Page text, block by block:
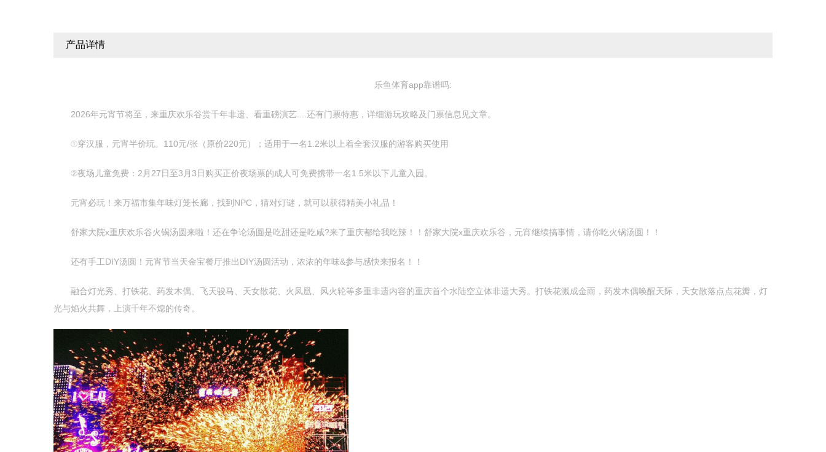
产品详情
乐鱼体育app靠谱吗:
2026年元宵节将至，来重庆欢乐谷赏千年非遗、看重磅演艺....还有门票特惠，详细游玩攻略及门票信息见文章。
①穿汉服，元宵半价玩。110元/张（原价220元）；适用于一名1.2米以上着全套汉服的游客购买使用
②夜场儿童免费：2月27日至3月3日购买正价夜场票的成人可免费携带一名1.5米以下儿童入园。
元宵必玩！来万福市集年味灯笼长廊，找到NPC，猜对灯谜，就可以获得精美小礼品！
舒家大院x重庆欢乐谷火锅汤圆来啦！还在争论汤圆是吃甜还是吃咸?来了重庆都给我吃辣！！舒家大院x重庆欢乐谷，元宵继续搞事情，请你吃火锅汤圆！！
还有手工DIY汤圆！元宵节当天金宝餐厅推出DIY汤圆活动，浓浓的年味&参与感快来报名！！
融合灯光秀、打铁花、药发木偶、飞天骏马、天女散花、火凤凰、风火轮等多重非遗内容的重庆首个水陆空立体非遗大秀。打铁花溅成金雨，药发木偶唤醒天际，天女散落点点花瓣，灯
光与焰火共舞，上演千年不熄的传奇。